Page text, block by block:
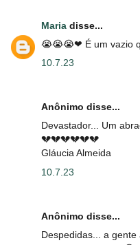
Maria disse...
😭😭😭❤ É um vazio
10.7.23
Anônimo disse...
Devastador... Um
💔💔💔💔💔💔
Gláucia Almeida
10.7.23
Anônimo disse...
Despedidas... a